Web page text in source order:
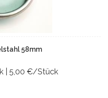
58mm
| 5,00 €/Stück